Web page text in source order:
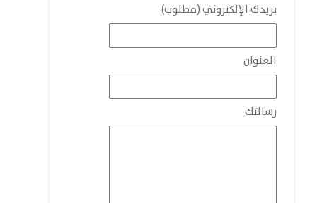
بريدك الإلكتروني (مطلوب)
العنوان
رسالتك